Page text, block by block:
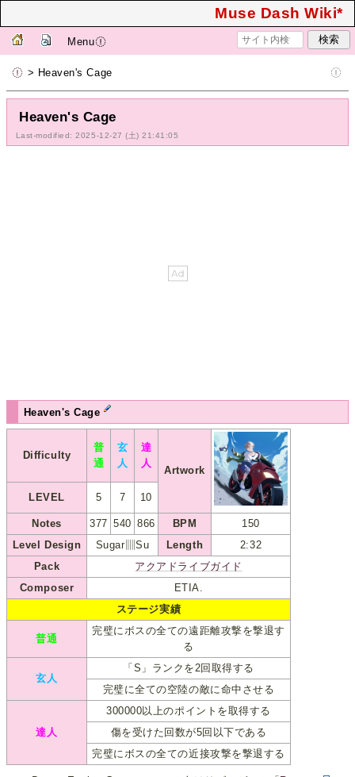
Muse Dash Wiki*
Menu
> Heaven's Cage
Heaven's Cage
Last-modified: 2025-12-27 (土) 21:41:05
Heaven's Cage
Difficulty
普
通
玄
人
達
人
Artwork
LEVEL 5 7 10
Notes 377 540 866 BPM
150
Level Design
Sugar▥Su Length
2:32
Pack
アクアドライブガイド
Composer
ETIA.
ステージ実績
普通
完璧にボスの全ての遠距離攻撃を撃退す
る
玄人
「S」ランクを2回取得する
完璧に全ての空陸の敵に命中させる
達人
300000以上のポイントを取得する
傷を受けた回数が5回以下である
完璧にボスの全ての近接攻撃を撃退する